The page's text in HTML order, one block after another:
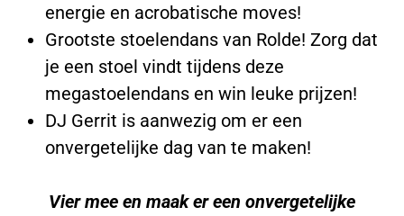
energie en acrobatische moves!
Grootste stoelendans van Rolde! Zorg dat
je een stoel vindt tijdens deze
megastoelendans en win leuke prijzen!
DJ Gerrit is aanwezig om er een
onvergetelijke dag van te maken!
Vier mee en maak er een onvergetelijke